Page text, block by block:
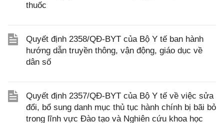
thuốc
Quyết định 2358/QĐ-BYT của Bộ Y tế ban hành
hướng dẫn truyền thông, vận động, giáo dục về
dân số
Quyết định 2357/QĐ-BYT của Bộ Y tế về việc sửa
đổi, bổ sung danh mục thủ tục hành chính bị bãi bỏ
trong lĩnh vực Đào tạo và Nghiên cứu khoa học